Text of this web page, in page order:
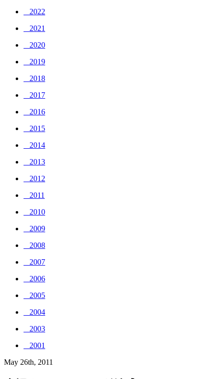
_ 2022
_ 2021
_ 2020
_ 2019
_ 2018
_ 2017
_ 2016
_ 2015
_ 2014
_ 2013
_ 2012
_ 2011
_ 2010
_ 2009
_ 2008
_ 2007
_ 2006
_ 2005
_ 2004
_ 2003
_ 2001
May 26th, 2011